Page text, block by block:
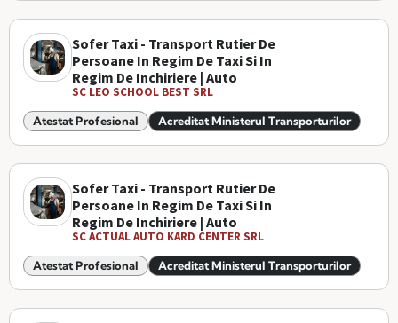
Sofer Taxi - Transport Rutier De
Persoane In Regim De Taxi Si In
Regim De Inchiriere | Auto
SC LEO SCHOOL BEST SRL
Atestat Profesional Acreditat Ministerul Transporturilor
Sofer Taxi - Transport Rutier De
Persoane In Regim De Taxi Si In
Regim De Inchiriere | Auto
SC ACTUAL AUTO KARD CENTER SRL
Atestat Profesional Acreditat Ministerul Transporturilor